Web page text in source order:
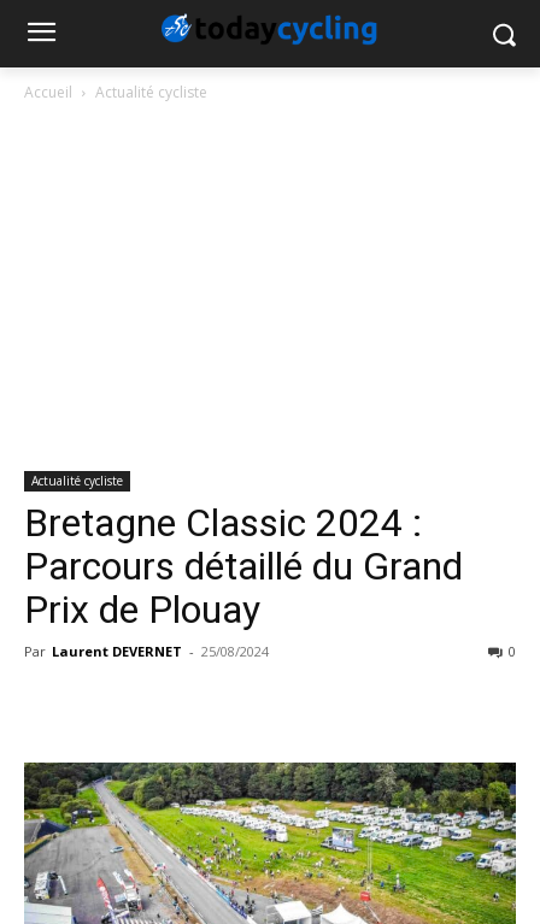
Accueil Actualité cycliste
Actualité cycliste
Bretagne Classic 2024 :
Parcours détaillé du Grand
Prix de Plouay
Par Laurent DEVERNET - 25/08/2024 0